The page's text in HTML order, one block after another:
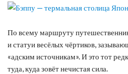
По всему маршруту
и статуи весёлых чёртиков,
«адским источникам». И это тот
туда, куда зовёт нечистая сила.